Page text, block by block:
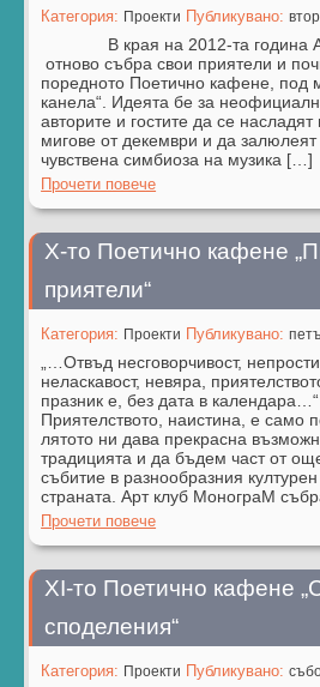
Категория: Проекти Публикувано:
В края на 2012-та година
отново събра свои приятели и
поредното Поетично кафене, под
канела“. Идеята бе за
авторите и гостите да се
мигове от декември и да
чувствена симбиоза на музика […]
Прочети повече
Х-то Поетично кафене
приятели“
Категория: Проекти Публикувано:
„…Отвъд несговорчивост,
неласкавост, невяра,
празник е, без дата в
Приятелството, наистина, е само
лятото ни дава прекрасна
традицията и да бъдем част от
събитие в разнообразния
страната. Арт клуб МонограМ
Прочети повече
XІ-то Поетично кафене
споделения“
Категория: Проекти Публикувано: